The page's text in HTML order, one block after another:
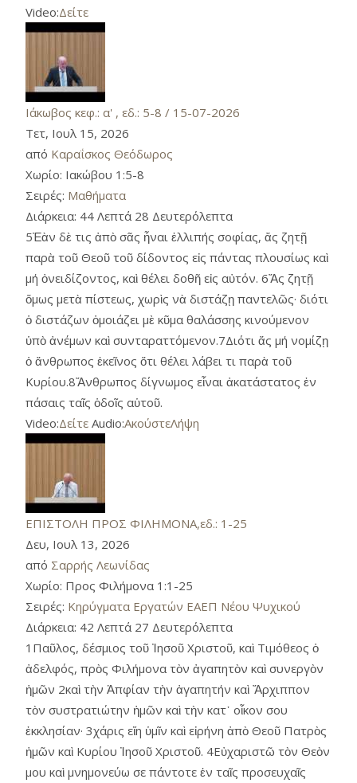
Video:Δείτε
Ιάκωβος κεφ.: α' , εδ.: 5-8 / 15-07-2026
Τετ, Ιουλ 15, 2026
από Καραΐσκος Θεόδωρος
Χωρίο: Ιακώβου 1:5-8
Σειρές: Μαθήματα
Διάρκεια: 44 Λεπτά 28 Δευτερόλεπτα
5Ἐὰν δὲ τις ἀπὸ σᾶς ἦναι ἐλλιπής σοφίας, ἄς ζητῇ
παρὰ τοῦ Θεοῦ τοῦ δίδοντος εἰς πάντας πλουσίως καὶ
μή ὀνειδίζοντος, καὶ θέλει δοθῆ εἰς αὐτόν. 6Ἄς ζητῇ
ὅμως μετὰ πίστεως, χωρὶς νὰ διστάζῃ παντελῶς· διότι
ὁ διστάζων ὁμοιάζει μὲ κῦμα θαλάσσης κινούμενον
ὑπὸ ἀνέμων καὶ συνταραττόμενον.7Διότι ἄς μή νομίζῃ
ὁ ἄνθρωπος ἐκεῖνος ὅτι θέλει λάβει τι παρὰ τοῦ
Κυρίου.8Ἄνθρωπος δίγνωμος εἶναι ἀκατάστατος ἐν
πάσαις ταῖς ὁδοῖς αὑτοῦ.
Video:Δείτε Audio:ΑκούστεΛήψη
ΕΠΙΣΤΟΛΗ ΠΡΟΣ ΦΙΛΗΜΟΝΑ,εδ.: 1-25
Δευ, Ιουλ 13, 2026
από Σαρρής Λεωνίδας
Χωρίο: Προς Φιλήμονα 1:1-25
Σειρές: Κηρύγματα Εργατών ΕΑΕΠ Νέου Ψυχικού
Διάρκεια: 42 Λεπτά 27 Δευτερόλεπτα
1Παῦλος, δέσμιος τοῦ Ἰησοῦ Χριστοῦ, καὶ Τιμόθεος ὁ
ἀδελφός, πρὸς Φιλήμονα τὸν ἀγαπητὸν καὶ συνεργὸν
ἡμῶν 2καὶ τὴν Ἀπφίαν τὴν ἀγαπητήν καὶ Ἄρχιππον
τὸν συστρατιώτην ἡμῶν καὶ τὴν κατ᾿ οἶκον σου
ἐκκλησίαν· 3χάρις εἴη ὑμῖν καὶ εἰρήνη ἀπὸ Θεοῦ Πατρὸς
ἡμῶν καὶ Κυρίου Ἰησοῦ Χριστοῦ. 4Εὐχαριστῶ τὸν Θεὸν
μου καὶ μνημονεύω σε πάντοτε ἐν ταῖς προσευχαῖς